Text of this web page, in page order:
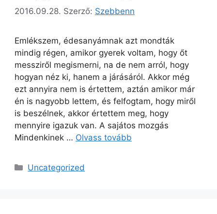
2016.09.28. Szerző: Szebbenn
Emlékszem, édesanyámnak azt mondták
mindig régen, amikor gyerek voltam, hogy őt
messziről megismerni, na de nem arról, hogy
hogyan néz ki, hanem a járásáról. Akkor még
ezt annyira nem is értettem, aztán amikor már
én is nagyobb lettem, és felfogtam, hogy miről
is beszélnek, akkor értettem meg, hogy
mennyire igazuk van. A sajátos mozgás
Mindenkinek … Olvass tovább
Kategória
Uncategorized